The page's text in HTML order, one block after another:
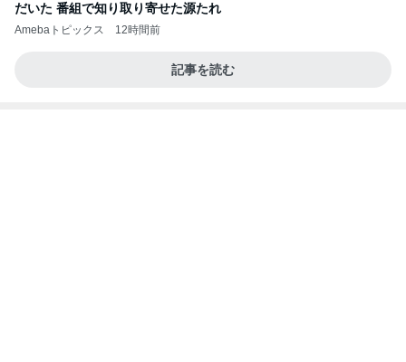
だいた 番組で知り取り寄せた源たれ
Amebaトピックス 12時間前
記事を読む